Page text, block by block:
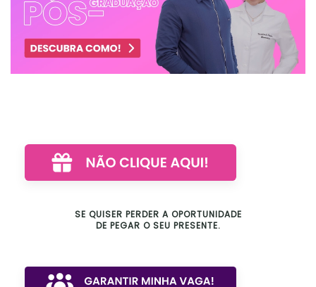
SE QUISER PERDER A OPORTUNIDADE
DE PEGAR O SEU PRESENTE.